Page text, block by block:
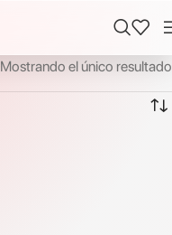
Mostrando el único resultado